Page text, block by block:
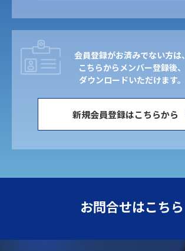
会員登録がお済みでない方は、
こちらからメンバー登録後、
ダウンロードいただけます。
新規会員登録はこちらから
お問合せはこちら